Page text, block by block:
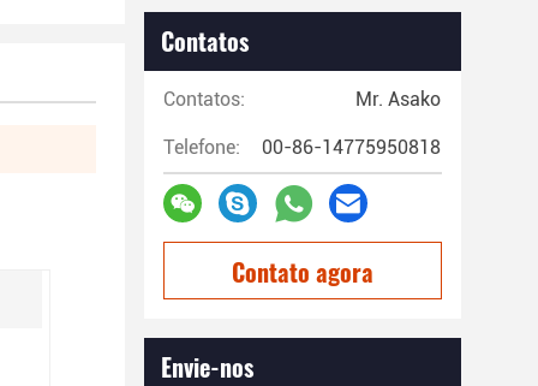
Contatos
Contatos: Mr. Asako
Telefone: 00-86-14775950818
Contato agora
Envie-nos